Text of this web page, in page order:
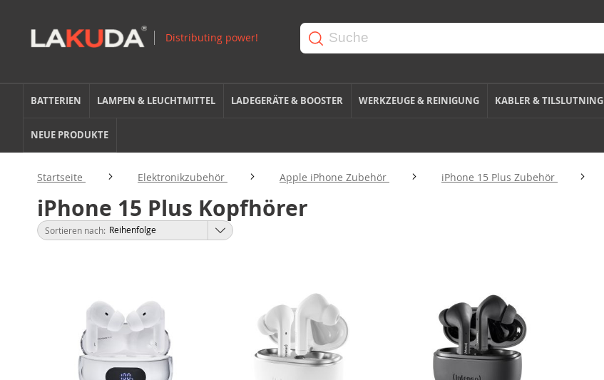
BATTERIEN LAMPEN & LEUCHTMITTEL LADEGERÄTE & BOOSTER WERKZEUGE & REINIGUNG KABLER & TILSLUTNING
NEUE PRODUKTE
Startseite Elektronikzubehör Apple iPhone Zubehör iPhone 15 Plus Zubehör
iPhone 15 Plus Kopfhörer
Sortieren nach